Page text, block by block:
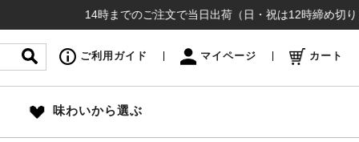
14時までのご注文で当日出荷（日・祝は12時締め切り
ご利用ガイド マイページ カート
味わいから選ぶ